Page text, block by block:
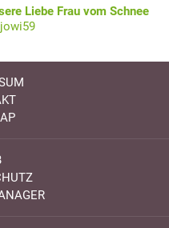
Liebe Frau vom Schnee
jowi59